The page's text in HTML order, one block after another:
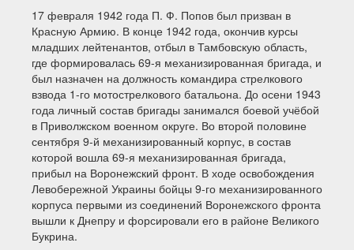
17 февраля 1942 года П. Ф. Попов был призван в
Красную Армию. В конце 1942 года, окончив курсы
младших лейтенантов, отбыл в Тамбовскую область,
где формировалась 69-я механизированная бригада, и
был назначен на должность командира стрелкового
взвода 1-го мотострелкового батальона. До осени 1943
года личный состав бригады занимался боевой учёбой
в Приволжском военном округе. Во второй половине
сентября 9-й механизированный корпус, в состав
которой вошла 69-я механизированная бригада,
прибыл на Воронежский фронт. В ходе освобождения
Левобережной Украины бойцы 9-го механизированного
корпуса первыми из соединений Воронежского фронта
вышли к Днепру и форсировали его в районе Великого
Букрина.